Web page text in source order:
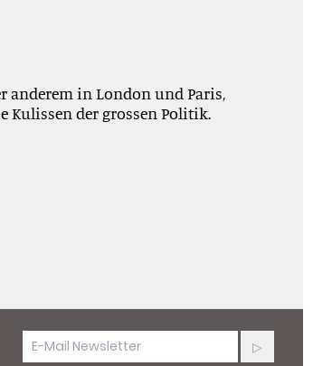
anderem in London und Paris,
der grossen Politik.